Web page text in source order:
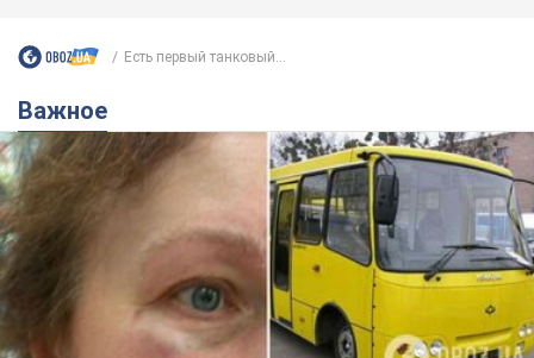
Есть первый танковый...
Важное